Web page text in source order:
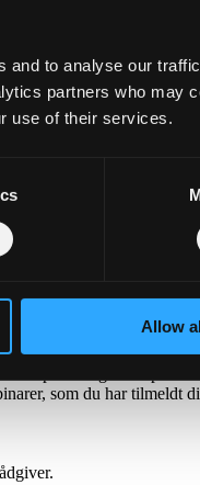
and to analyse our
partners who may
use of their services.
Allow
på at optimere
for de
om navn på virksomhed
samt at besvare din
service eller
vores leverandører med
som f.eks. navn, titel,
opdateringer om
som du har tilmeldt